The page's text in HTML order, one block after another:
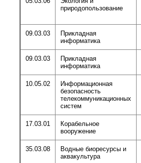
природопользование
09.03.03
Прикладная
информатика
09.03.03
Прикладная
информатика
10.05.02
Информационная
безопасность
телекоммуникационных
систем
17.03.01
Корабельное
вооружение
35.03.08
Водные биоресурсы и
аквакультура